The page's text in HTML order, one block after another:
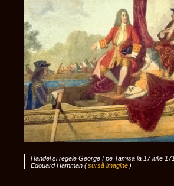
Handel și regele George I pe Tamisa la 17 iulie
Edouard Hamman (sursă imagine )